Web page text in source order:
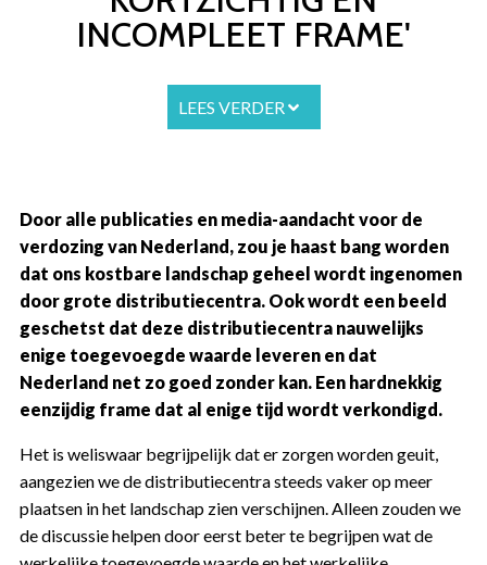
INCOMPLEET FRAME'
LEES VERDER
Door alle publicaties en media-aandacht voor de
verdozing van Nederland, zou je haast bang worden
dat ons kostbare landschap geheel wordt ingenomen
door grote distributiecentra. Ook wordt een beeld
geschetst dat deze distributiecentra nauwelijks
enige toegevoegde waarde leveren en dat
Nederland net zo goed zonder kan. Een hardnekkig
eenzijdig frame dat al enige tijd wordt verkondigd.
Het is weliswaar begrijpelijk dat er zorgen worden geuit,
aangezien we de distributiecentra steeds vaker op meer
plaatsen in het landschap zien verschijnen. Alleen zouden we
de discussie helpen door eerst beter te begrijpen wat de